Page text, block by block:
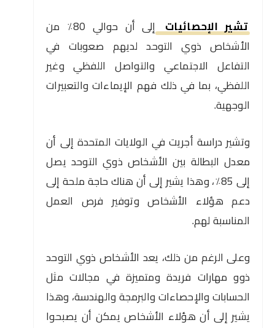
تشير الإحصائيات
إلى أن حوالي 80٪ من
الأشخاص ذوي التوحد لديهم صعوبات في
التفاعل الاجتماعي والتواصل اللفظي وغير
اللفظي، بما في ذلك فهم الإيماءات والتعبيرات
الوجهية.
وتشير دراسة أجريت في الولايات المتحدة إلى أن
معدل البطالة بين الأشخاص ذوي التوحد يصل
إلى 85٪، وهذا يشير إلى أن هناك حاجة ملحة إلى
دعم هؤلاء الأشخاص وتوفير فرص العمل
المناسبة لهم.
وعلى الرغم من ذلك، يعد الأشخاص ذوي التوحد
ذوو مهارات فريدة ومتميزة في مجالات مثل
الحسابات والإحصاءات والبرمجة والهندسة، وهذا
يشير إلى أن هؤلاء الأشخاص يمكن أن يصبحوا